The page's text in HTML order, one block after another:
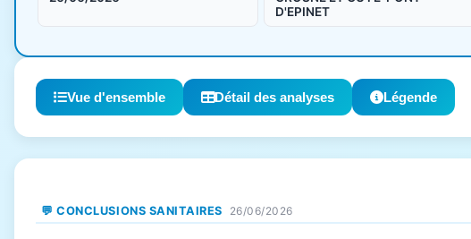
D'EPINET
Vue d'ensemble Détail des analyses Légende
💬 CONCLUSIONS SANITAIRES 26/06/2026